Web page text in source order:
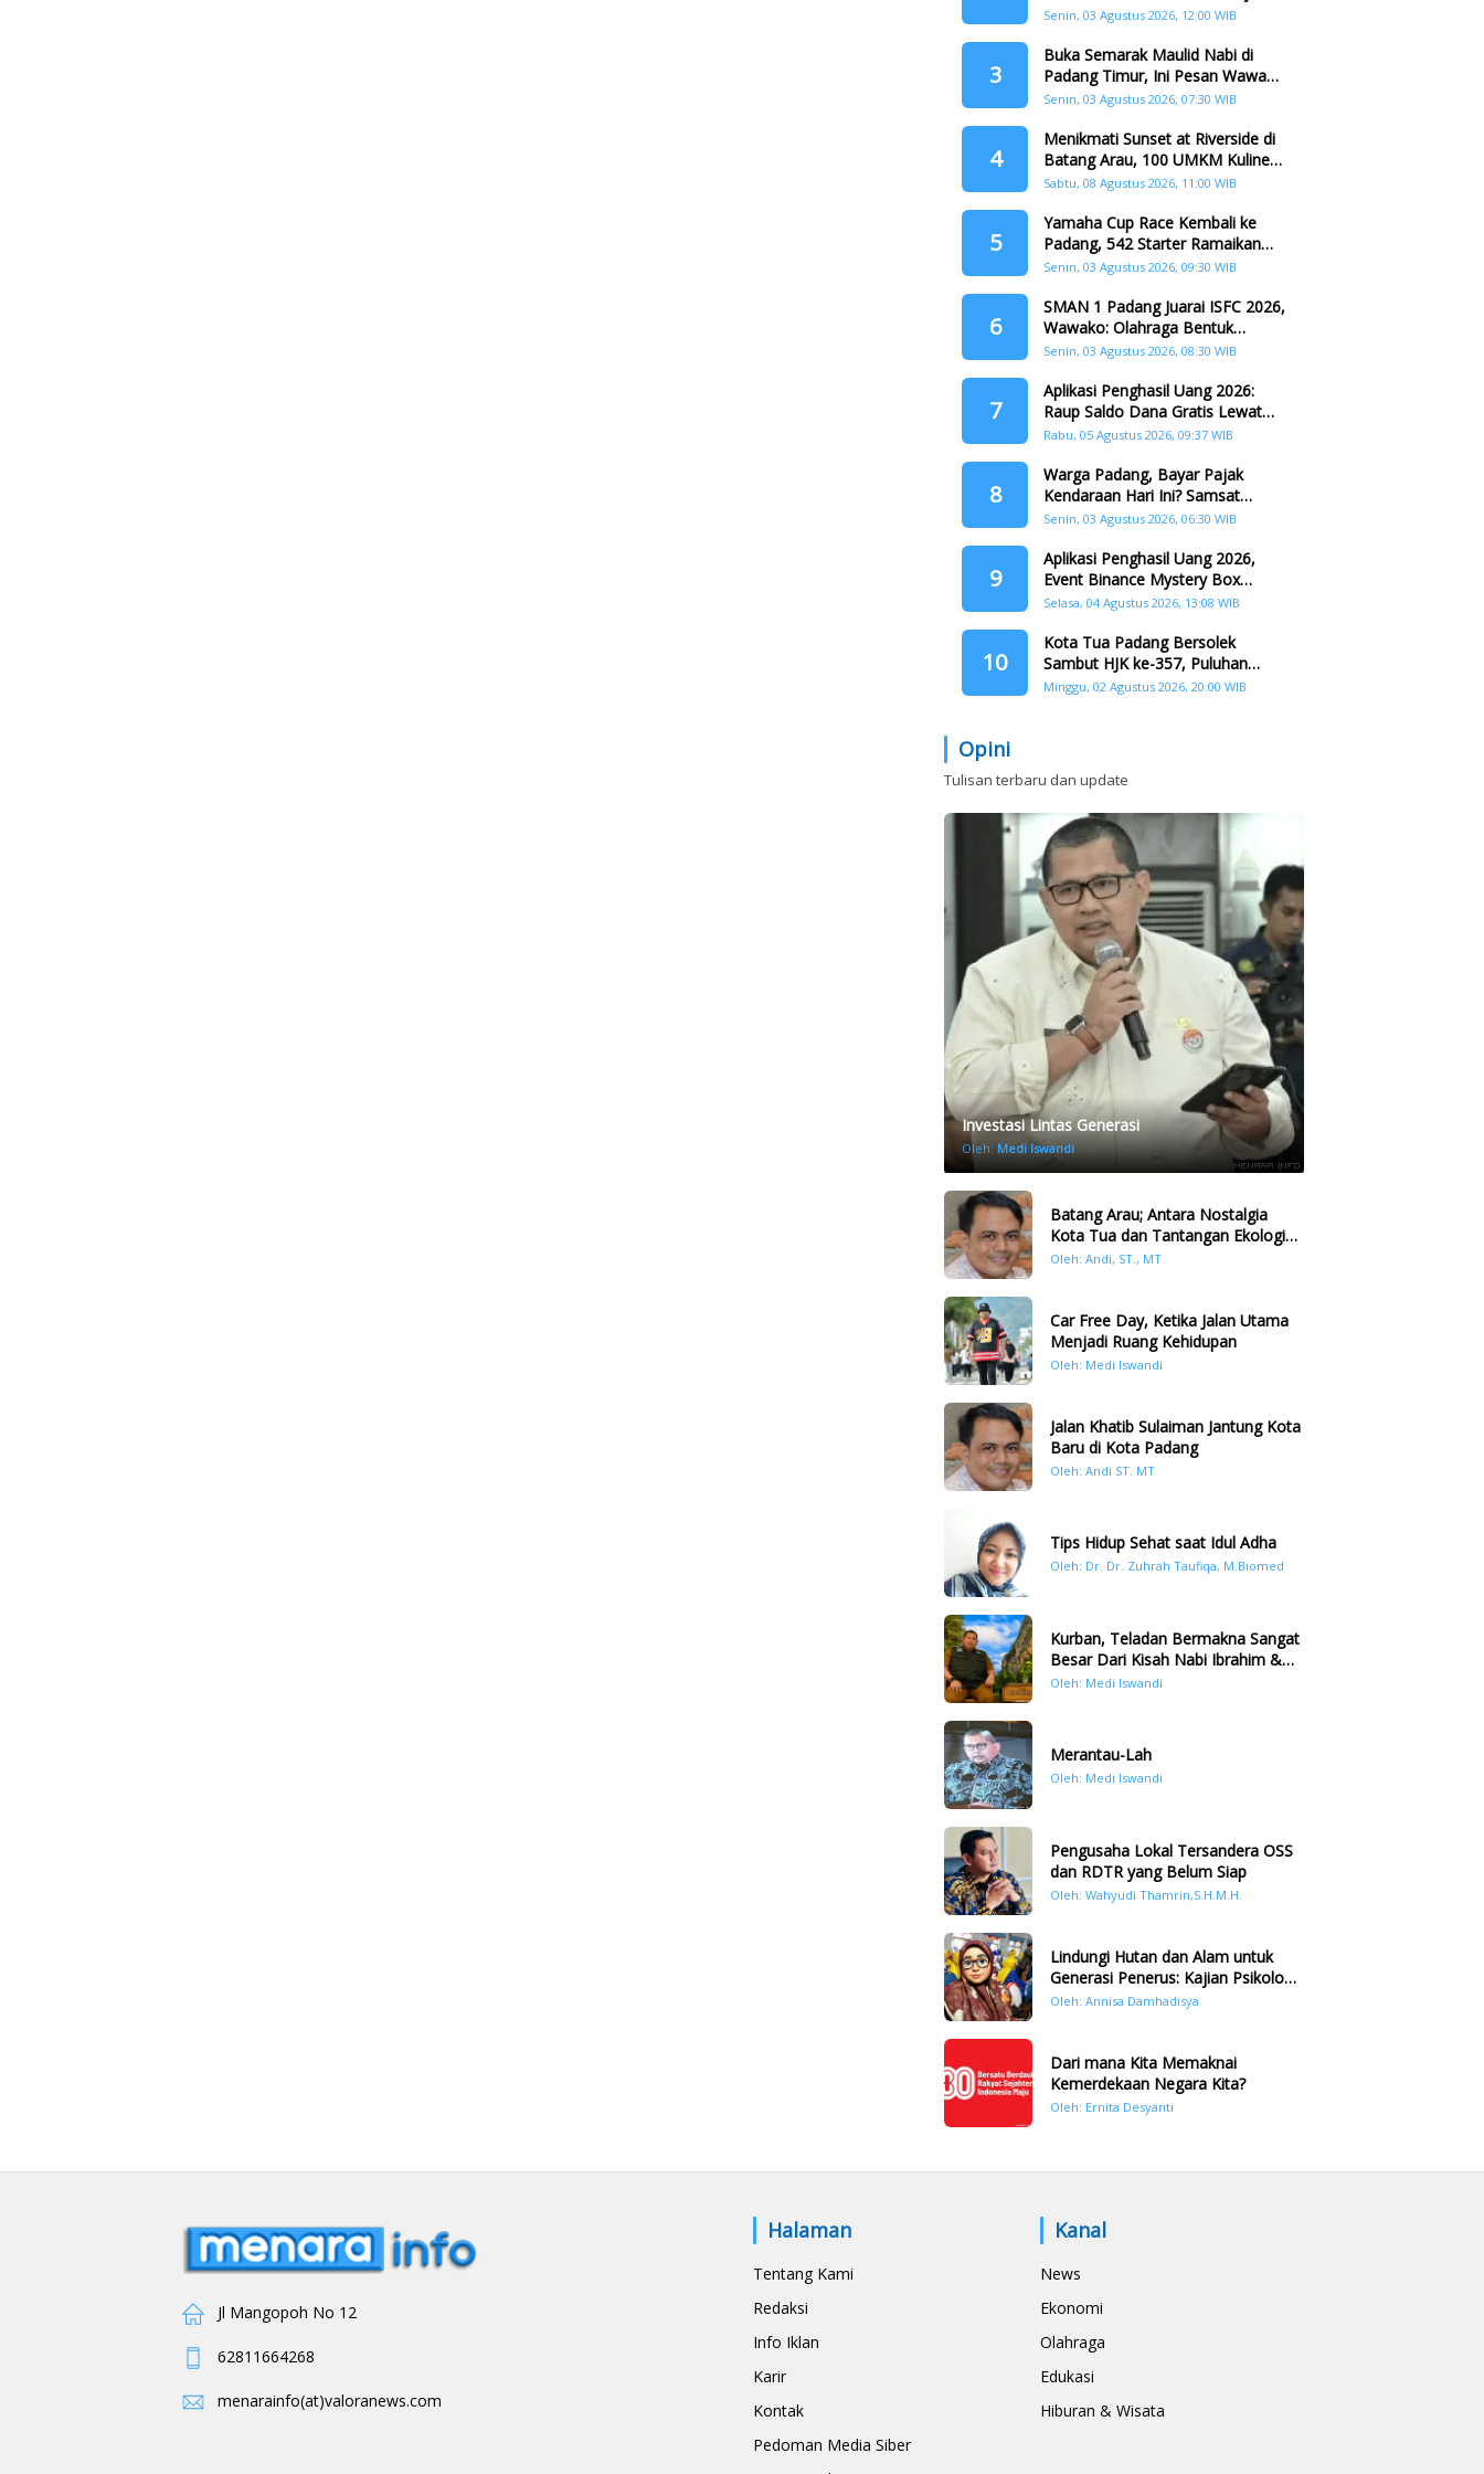
Crazy Food Tanpa Penggandaan
Senin, 03 Agustus 2026, 12:00 WIB
3
Buka Semarak Maulid Nabi di
Padang Timur, Ini Pesan Wawako
Padang
Senin, 03 Agustus 2026, 07:30 WIB
4
Menikmati Sunset at Riverside di
Batang Arau, 100 UMKM Kuliner
dan Beragam Hadiah Siap
HJK Padang
Sabtu, 08 Agustus 2026, 11:00 WIB
5
Yamaha Cup Race Kembali ke
Padang, 542 Starter Ramaikan
Seri II HJK ke-357
Senin, 03 Agustus 2026, 09:30 WIB
6
SMAN 1 Padang Juarai ISFC 2026,
Wawako: Olahraga Bentuk
Karakter Generasi Muda
Senin, 03 Agustus 2026, 08:30 WIB
7
Aplikasi Penghasil Uang 2026:
Raup Saldo Dana Gratis Lewat
Nonton Drama, Ini Caranya!
Rabu, 05 Agustus 2026, 09:37 WIB
8
Warga Padang, Bayar Pajak
Kendaraan Hari Ini? Samsat
Keliling Hadir di Padang Barat dan
Senin, 03 Agustus 2026, 06:30 WIB
9
Aplikasi Penghasil Uang 2026,
Event Binance Mystery Box
Dapat Saldo Dana
Selasa, 04 Agustus 2026, 13:08 WIB
10
Kota Tua Padang Bersolek
Sambut HJK ke-357, Puluhan
Agenda Nasional dan
Minggu, 02 Agustus 2026, 20:00 WIB
Opini
Tulisan terbaru dan update
Investasi Lintas Generasi
Oleh: Medi Iswandi
Batang Arau; Antara Nostalgia
Kota Tua dan Tantangan Ekologi
Kawasan
Oleh: Andi, ST., MT
Car Free Day, Ketika Jalan Utama
Menjadi Ruang Kehidupan
Oleh: Medi Iswandi
Jalan Khatib Sulaiman Jantung Kota
Baru di Kota Padang
Oleh: Andi ST. MT
Tips Hidup Sehat saat Idul Adha
Oleh: Dr. Dr. Zuhrah Taufiqa, M.Biomed
Kurban, Teladan Bermakna Sangat
Besar Dari Kisah Nabi Ibrahim &
Nabi Ismail
Oleh: Medi Iswandi
Merantau-Lah
Oleh: Medi Iswandi
Pengusaha Lokal Tersandera OSS
dan RDTR yang Belum Siap
Oleh: Wahyudi Thamrin,S.H.M.H.
Lindungi Hutan dan Alam untuk
Generasi Penerus: Kajian Psikologi
Bencana Hidrometeorologi di
Oleh: Annisa Damhadisya
Dari mana Kita Memaknai
Kemerdekaan Negara Kita?
Oleh: Ernita Desyanti
Jl Mangopoh No 12
62811664268
menarainfo(at)valoranews.com
Halaman
Tentang Kami
Redaksi
Info Iklan
Karir
Kontak
Pedoman Media Siber
Kanal
News
Ekonomi
Olahraga
Edukasi
Hiburan & Wisata